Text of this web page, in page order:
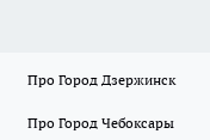
Про Город Дзержинск
Про Город Чебоксары